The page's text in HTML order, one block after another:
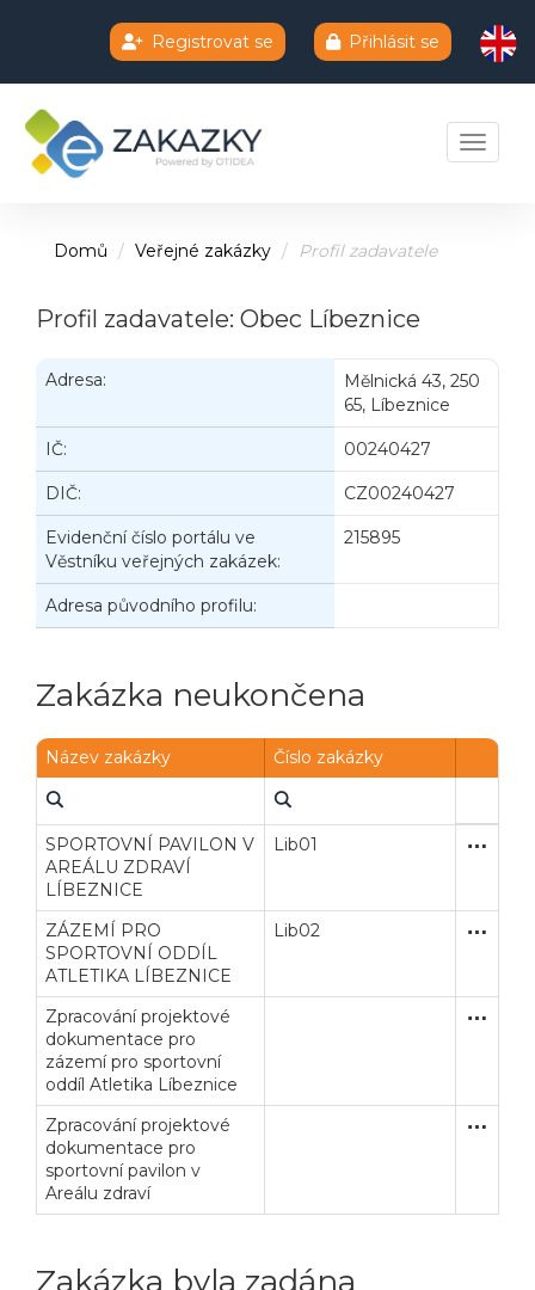
Registrovat se Přihlásit se
Toggle
Domů Veřejné zakázky Profil zadavatele
Profil zadavatele: Obec Líbeznice
Adresa:
Mělnická 43, 250
65, Líbeznice
IČ: 00240427
DIČ: CZ00240427
Evidenční číslo portálu ve
Věstníku veřejných zakázek:
215895
Adresa původního profilu:
Zakázka neukončena
Název zakázky Číslo zakázky
SPORTOVNÍ PAVILON V
AREÁLU ZDRAVÍ
LÍBEZNICE
Lib01 Soutěž
Služby
ZÁZEMÍ PRO
SPORTOVNÍ ODDÍL
ATLETIKA LÍBEZNICE
Lib02 Soutěž
Služby
Zpracování projektové
dokumentace pro
zázemí pro sportovní
oddíl Atletika Líbeznice
Služby
Zpracování projektové
dokumentace pro
sportovní pavilon v
Areálu zdraví
Služby
Zakázka byla zadána
Chatbot e-zakazky